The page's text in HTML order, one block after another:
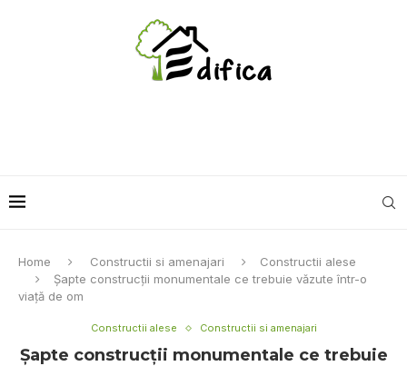
Home Constructii si amenajari
Constructii alese
Şapte construcţii monumentale ce trebuie văzute într-o
viaţă de om
Constructii alese Constructii si amenajari
Şapte construcţii monumentale ce trebuie